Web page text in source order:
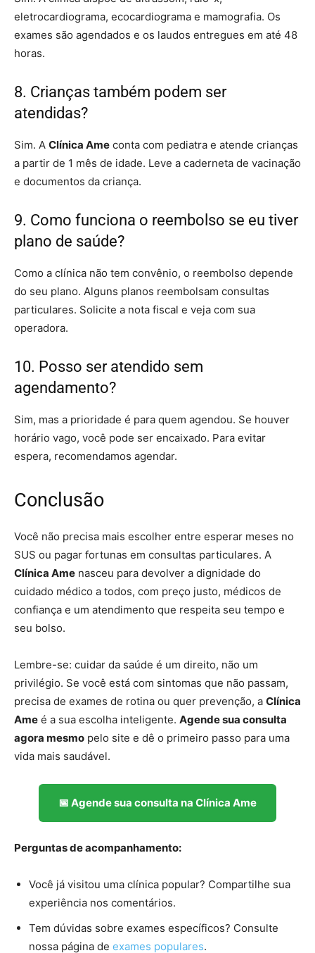
eletrocardiograma, ecocardiograma e mamografia. Os
exames são agendados e os laudos entregues em até 48
horas.
8. Crianças também podem ser
atendidas?
Sim. A Clínica Ame conta com pediatra e atende crianças
a partir de 1 mês de idade. Leve a caderneta de vacinação
e documentos da criança.
9. Como funciona o reembolso se eu tiver
plano de saúde?
Como a clínica não tem convênio, o reembolso depende
do seu plano. Alguns planos reembolsam consultas
particulares. Solicite a nota fiscal e veja com sua
operadora.
10. Posso ser atendido sem
agendamento?
Sim, mas a prioridade é para quem agendou. Se houver
horário vago, você pode ser encaixado. Para evitar
espera, recomendamos agendar.
Conclusão
Você não precisa mais escolher entre esperar meses no
SUS ou pagar fortunas em consultas particulares. A
Clínica Ame nasceu para devolver a dignidade do
cuidado médico a todos, com preço justo, médicos de
confiança e um atendimento que respeita seu tempo e
seu bolso.
Lembre-se: cuidar da saúde é um direito, não um
privilégio. Se você está com sintomas que não passam,
precisa de exames de rotina ou quer prevenção, a Clínica
Ame é a sua escolha inteligente. Agende sua consulta
agora mesmo pelo site e dê o primeiro passo para uma
vida mais saudável.
📅 Agende sua consulta na Clínica Ame
Perguntas de acompanhamento:
Você já visitou uma clínica popular? Compartilhe sua
experiência nos comentários.
Tem dúvidas sobre exames específicos? Consulte
nossa página de exames populares.